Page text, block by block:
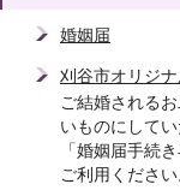
婚姻届
刈谷市オリジ
ご結婚される
いものにして
「婚姻届手続
ご利用ください